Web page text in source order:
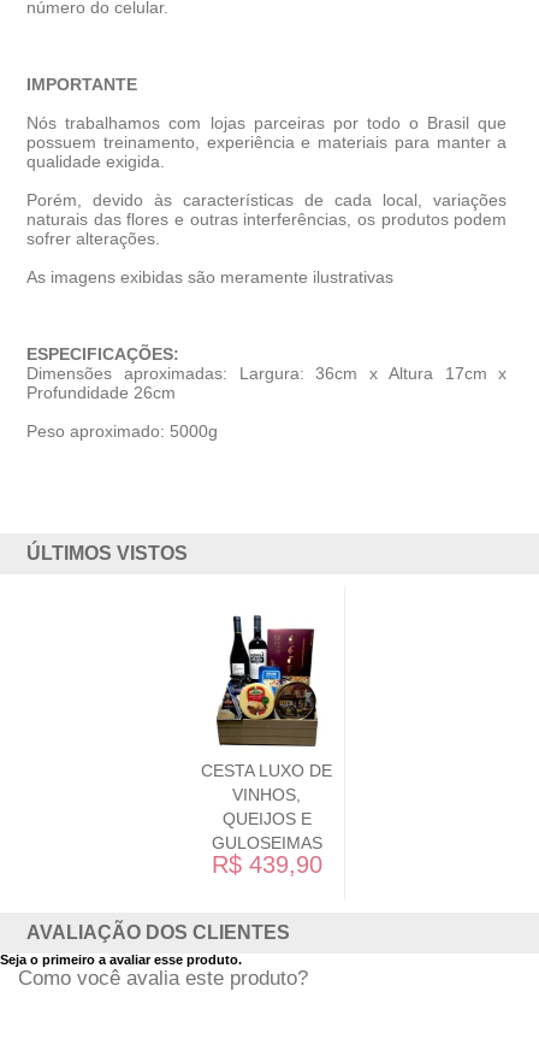
número do celular.
IMPORTANTE
Nós trabalhamos com lojas parceiras por todo o Brasil que
possuem treinamento, experiência e materiais para manter a
qualidade exigida.
Porém, devido às características de cada local, variações
naturais das flores e outras interferências, os produtos podem
sofrer alterações.
As imagens exibidas são meramente ilustrativas
ESPECIFICAÇÕES:
Dimensões aproximadas: Largura: 36cm x Altura 17cm x
Profundidade 26cm
Peso aproximado: 5000g
ÚLTIMOS VISTOS
CESTA LUXO DE
VINHOS,
QUEIJOS E
GULOSEIMAS
R$ 439,90
AVALIAÇÃO DOS CLIENTES
Seja o primeiro a avaliar esse produto.
Como você avalia este produto?